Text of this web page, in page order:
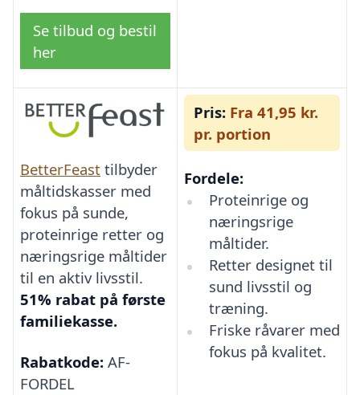
Se tilbud og bestil
her
BetterFeast tilbyder
måltidskasser med
fokus på sunde,
proteinrige retter og
næringsrige måltider
til en aktiv livsstil.
51% rabat på første
familiekasse.
Rabatkode: AF-
FORDEL
Pris: Fra 41,95 kr.
pr. portion
Fordele:
Proteinrige og
næringsrige
måltider.
Retter designet til
sund livsstil og
træning.
Friske råvarer med
fokus på kvalitet.